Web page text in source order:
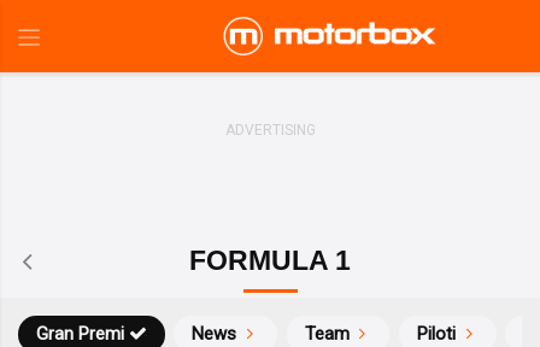
FORMULA 1
News
Gran Premi Team Piloti